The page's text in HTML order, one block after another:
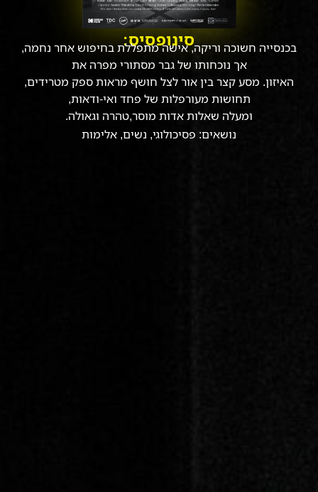
סינופסיס:
בכנסייה חשוכה וריקה, אישה מתפללת בחיפוש אחר נחמה,
אך נוכחותו של גבר מסתורי מפרה את
האיזון. מסע קצר בין אור לצל חושף מראות ספק מטרידים,
תחושות מעורפלות של פחד ואי-ודאות,
ומעלה שאלות אדות מוסר,טהרה וגאולה.
נושאים: פסיכולוגי, נשים, אלימות